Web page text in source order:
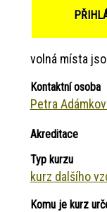
volná místa
Kontaktní osoba
Petra
Akreditace
Typ kurzu
kurz dalšího
Komu je kurz